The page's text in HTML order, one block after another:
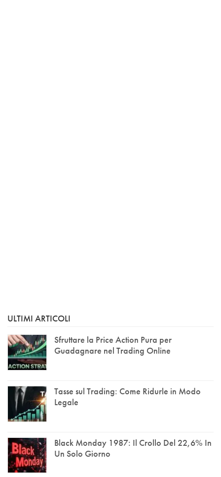
ULTIMI ARTICOLI
Sfruttare la Price Action Pura per
Guadagnare nel Trading Online
Tasse sul Trading: Come Ridurle in Modo
Legale
Black Monday 1987: Il Crollo Del 22,6% In
Un Solo Giorno